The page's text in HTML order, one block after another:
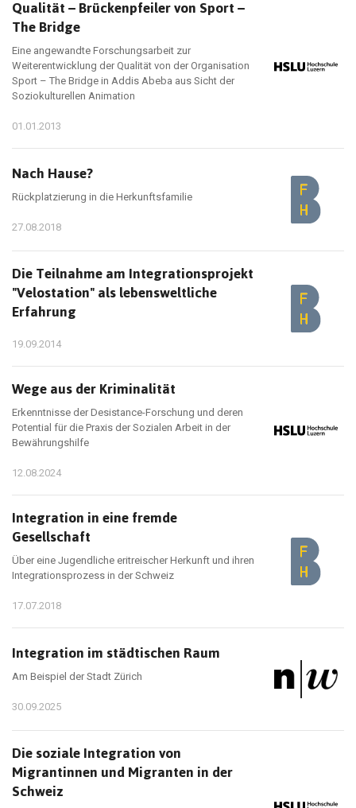
Qualität – Brückenpfeiler von Sport –
The Bridge
Eine angewandte Forschungsarbeit zur
Weiterentwicklung der Qualität von der Organisation
Sport – The Bridge in Addis Abeba aus Sicht der
Soziokulturellen Animation
01.01.2013
Nach Hause?
Rückplatzierung in die Herkunftsfamilie
27.08.2018
Die Teilnahme am Integrationsprojekt
"Velostation" als lebensweltliche
Erfahrung
19.09.2014
Wege aus der Kriminalität
Erkenntnisse der Desistance-Forschung und deren
Potential für die Praxis der Sozialen Arbeit in der
Bewährungshilfe
12.08.2024
Integration in eine fremde
Gesellschaft
Über eine Jugendliche eritreischer Herkunft und ihren
Integrationsprozess in der Schweiz
17.07.2018
Integration im städtischen Raum
Am Beispiel der Stadt Zürich
30.09.2025
Die soziale Integration von
Migrantinnen und Migranten in der
Schweiz